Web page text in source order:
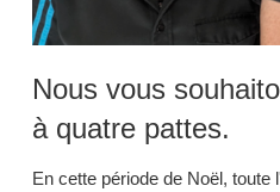
Nous vous
à quatre pattes.
En cette période de Noël,